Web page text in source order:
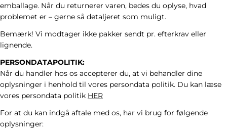
emballage. Når du returnerer varen, bedes du oplyse, hvad
problemet er – gerne så detaljeret som muligt.
Bemærk! Vi modtager ikke pakker sendt pr. efterkrav eller
lignende.
PERSONDATAPOLITIK:
Når du handler hos os accepterer du, at vi behandler dine
oplysninger i henhold til vores persondata politik. Du kan læse
vores persondata politik HER
For at du kan indgå aftale med os, har vi brug for følgende
oplysninger: